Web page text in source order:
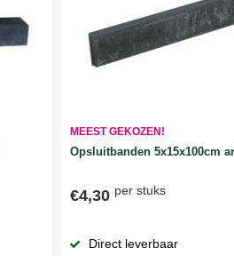
MEEST GEKOZEN!
Opsluitbanden 5x15x100cm
€4,30 per stuks
Direct leverbaar